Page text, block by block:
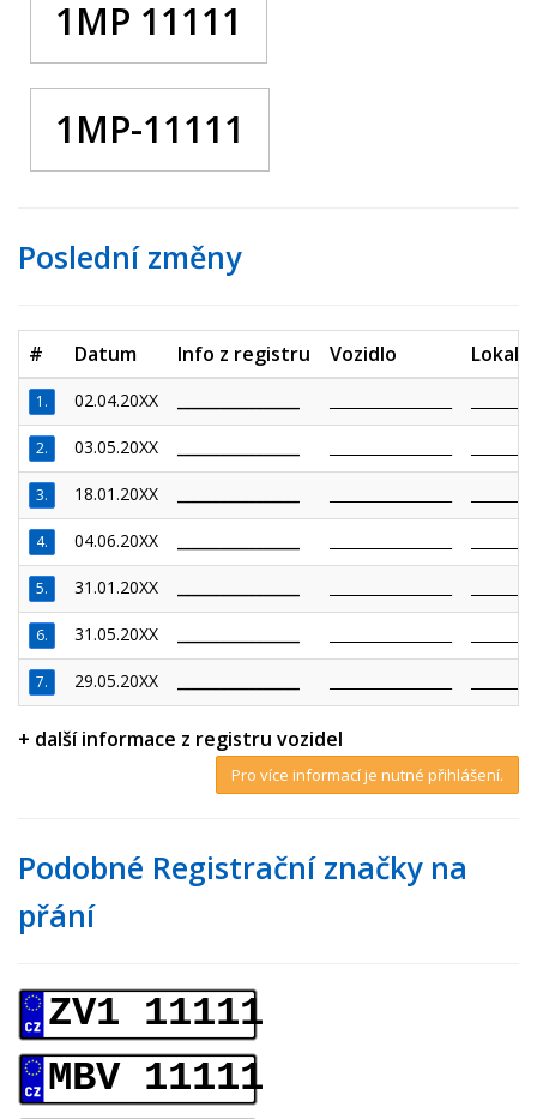
1MP 11111
1MP-11111
Poslední změny
# Datum Info z registru Vozidlo
1. 02.04.20XX
2. 03.05.20XX
3. 18.01.20XX
4. 04.06.20XX
5. 31.01.20XX
6. 31.05.20XX
7. 29.05.20XX
+ další informace z registru vozidel
Pro více informací je nutné přihlášení.
Podobné Registrační značky na
přání
ZV1 11111
MBV 11111